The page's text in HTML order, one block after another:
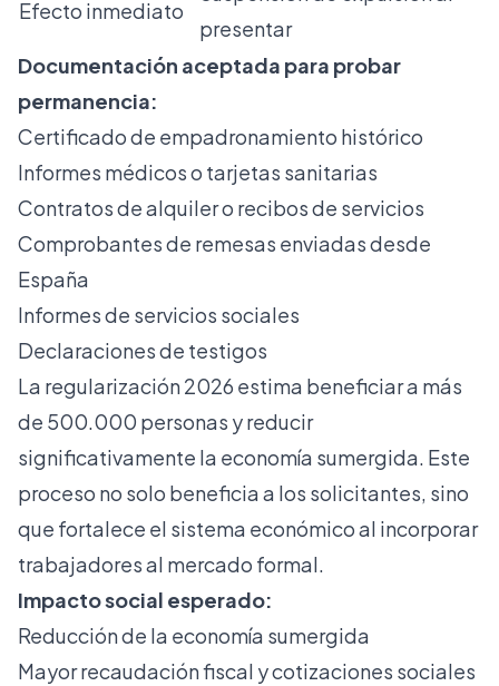
Efecto inmediato
presentar
Documentación aceptada para probar
permanencia:
Certificado de empadronamiento histórico
Informes médicos o tarjetas sanitarias
Contratos de alquiler o recibos de servicios
Comprobantes de remesas enviadas desde
España
Informes de servicios sociales
Declaraciones de testigos
La regularización 2026 estima beneficiara más
de 500.000 personas y reducir
significativamente la economía sumergida. Este
proceso no solo beneficia a los solicitantes, sino
que fortalece el sistema económico al incorporar
trabajadores al mercado formal.
Impacto social esperado:
Reducción de la economía sumergida
Mayor recaudación fiscal y cotizaciones sociales